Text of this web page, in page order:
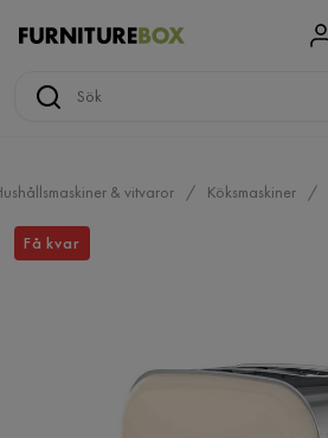
& vitvaror Köksmaskiner
Få kvar